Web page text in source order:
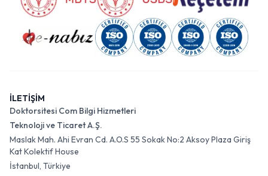
İLETİŞİM
Doktorsitesi Com Bilgi Hizmetleri
Teknoloji ve Ticaret A.Ş.
Maslak Mah. Ahi Evran Cd. A.O.S 55 Sokak No:2 Aksoy Plaza Giriş
Kat Kolektif House
İstanbul, Türkiye